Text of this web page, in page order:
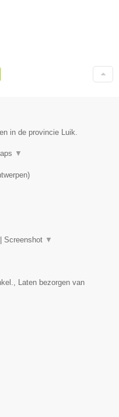
in de provincie Luik.
▼
)
Screenshot ▼
Laten bezorgen van